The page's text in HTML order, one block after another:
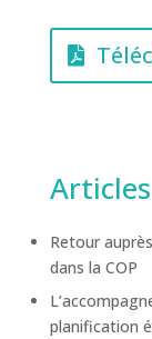
Retour
dans la COP
planification